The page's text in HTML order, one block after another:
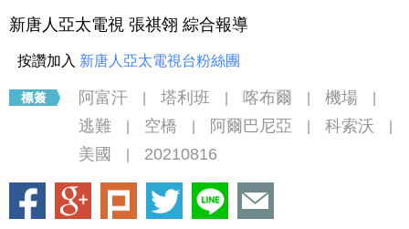
新唐人亞太電視 張祺翎 綜合報導
按讚加入 新唐人亞太電視台粉絲團
阿富汗 塔利班 喀布爾 機場
逃難 空橋 阿爾巴尼亞 科索沃
美國 20210816